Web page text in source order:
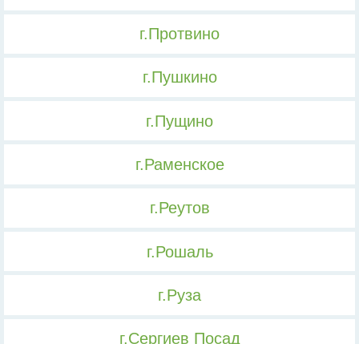
г.Протвино
г.Пушкино
г.Пущино
г.Раменское
г.Реутов
г.Рошаль
г.Руза
г.Сергиев Посад